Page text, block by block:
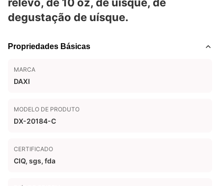
degustação de uísque.
Propriedades Básicas
MARCA
DAXI
MODELO DE PRODUTO
DX-20184-C
CERTIFICADO
CIQ, sgs, fda